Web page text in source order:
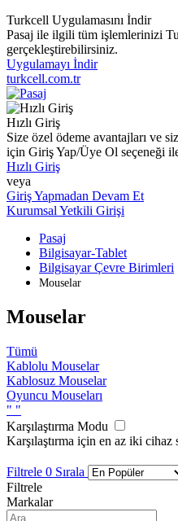
Turkcell Uygulamasını İndir
Pasaj ile ilgili tüm işlemlerinizi
gerçekleştirebilirsiniz.
Uygulamayı İndir
turkcell.com.tr
Hızlı Giriş
Size özel ödeme avantajları ve
için Giriş Yap/Üye Ol seçeneği
Hızlı Giriş
veya
Giriş Yapmadan Devam Et
Kurumsal Yetkili Girişi
Pasaj
Bilgisayar-Tablet
Bilgisayar Çevre Birimleri
Mouselar
Mouselar
Tümü
Kablolu Mouselar
Kablosuz Mouselar
Oyuncu Mouseları
" "
Karşılaştırma Modu
Karşılaştırma için en az iki cihaz
Filtrele 0 Sırala
Filtrele
Markalar